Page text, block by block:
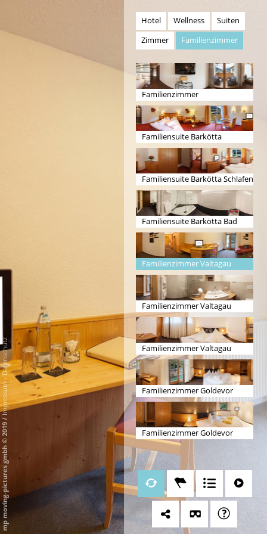
Hotel Wellness
Suiten
Zimmer
Familienzimmer
Familienzimmer
Familiensuite Barkötta
Familiensuite Barkötta Schlafen
Familiensuite Barkötta Bad
Familienzimmer Valtagau
Familienzimmer Valtagau
Badezimmer
Familienzimmer Valtagau
Familienzimmer Goldevor
Eltern
Familienzimmer Goldevor
Kinder
mp moving-pictures gmbh © 2019
/
Impressum
-
Datenschutz